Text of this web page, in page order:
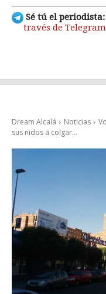
Sé tú el periodista:
través de Telegram